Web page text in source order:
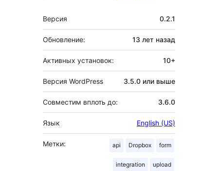
Мета
Версия 0.2.1
Обновление: 13 лет назад
Активных установок: 10+
Версия WordPress 3.5.0 или выше
Совместим вплоть до: 3.6.0
Язык English (US)
Метки: api Dropbox form
integration upload